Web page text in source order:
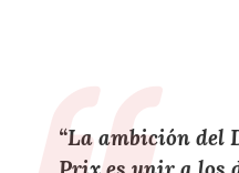
“La ambición del